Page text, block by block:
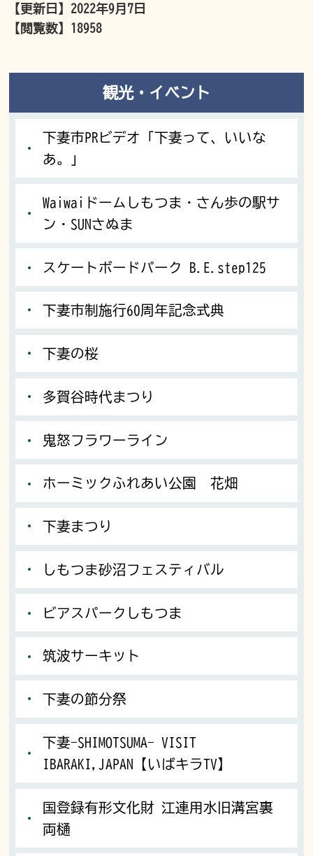
【更新日】 2022年9月7日
【閲覧数】 18958
観光・イベント
下妻市PRビデオ「下妻って、いいな
あ。」
Waiwaiドームしもつま・さん歩の駅サ
ン・SUNさぬま
スケートボードパーク B.E.step125
下妻市制施行60周年記念式典
下妻の桜
多賀谷時代まつり
鬼怒フラワーライン
ホーミックふれあい公園 花畑
下妻まつり
しもつま砂沼フェスティバル
ビアスパークしもつま
筑波サーキット
下妻の節分祭
下妻-SHIMOTSUMA- VISIT
IBARAKI,JAPAN【いばキラTV】
国登録有形文化財 江連用水旧溝宮裏
両樋